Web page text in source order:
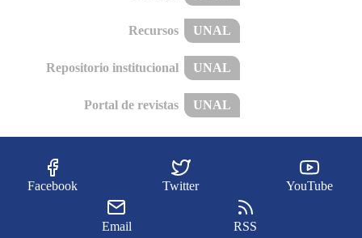
Recursos UNAL
Repositorio institucional UNAL
Portal de revistas UNAL
Facebook Twitter YouTube
Email RSS